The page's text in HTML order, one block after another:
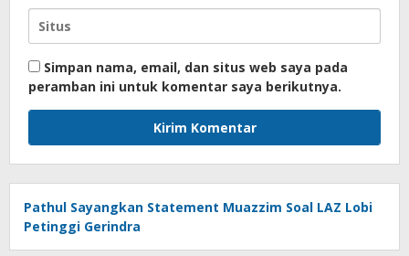
Simpan nama, email, dan situs web saya pada
peramban ini untuk komentar saya berikutnya.
Pathul Sayangkan Statement Muazzim Soal LAZ Lobi
Petinggi Gerindra